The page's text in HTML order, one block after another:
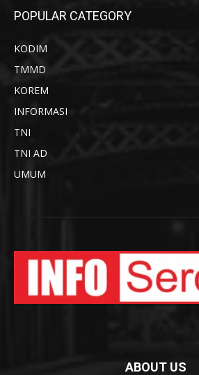
POPULAR CATEGORY
KODIM
TMMD
KOREM
INFORMASI
TNI
TNI AD
UMUM
ABOUT US